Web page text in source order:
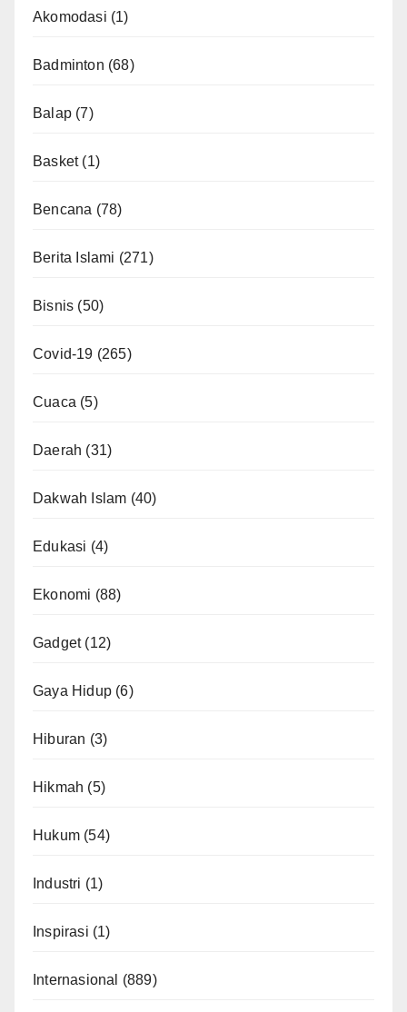
Akomodasi (1)
Badminton (68)
Balap (7)
Basket(1)
Bencana (78)
Berita Islami (271)
Bisnis (50)
Covid-19 (265)
Cuaca (5)
Daerah (31)
Dakwah Islam (40)
Edukasi (4)
Ekonomi (88)
Gadget(12)
Gaya Hidup (6)
Hiburan (3)
Hikmah (5)
Hukum (54)
Industri (1)
Inspirasi (1)
Internasional (889)